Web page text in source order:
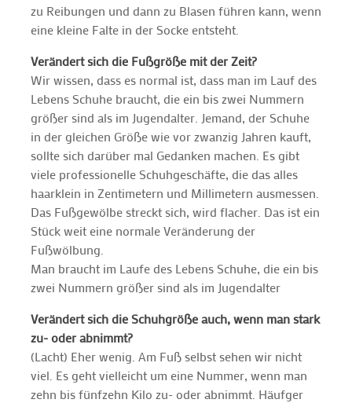
zu Reibungen und dann zu Blasen führen kann, wenn
eine kleine Falte in der Socke entsteht.
Verändert sich die Fußgröße mit der Zeit?
Wir wissen, dass es normal ist, dass man im Lauf des
Lebens Schuhe braucht, die ein bis zwei Nummern
größer sind als im Jugendalter. Jemand, der Schuhe
in der gleichen Größe wie vor zwanzig Jahren kauft,
sollte sich darüber mal Gedanken machen. Es gibt
viele professionelle Schuhgeschäfte, die das alles
haarklein in Zentimetern und Millimetern ausmessen.
Das Fußgewölbe streckt sich, wird flacher. Das ist ein
Stück weit eine normale Veränderung der
Fußwölbung.
Man braucht im Laufe des Lebens Schuhe, die ein bis
zwei Nummern größer sind als im Jugendalter
Verändert sich die Schuhgröße auch, wenn man stark
zu- oder abnimmt?
(Lacht) Eher wenig. Am Fuß selbst sehen wir nicht
viel. Es geht vielleicht um eine Nummer, wenn man
zehn bis fünfzehn Kilo zu- oder abnimmt. Häufger